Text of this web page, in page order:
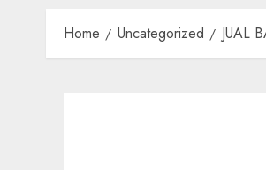
Home Uncategorized JUAL